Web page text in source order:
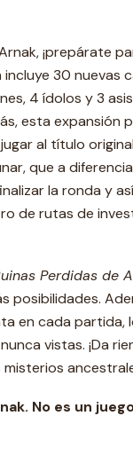
¡prepárate
30 nuevas
4 ídolos y 3
esta expansión
al título
que a
la ronda y
de rutas de
Perdidas de
posibilidades.
en cada partida,
vistas. ¡Da
No es un